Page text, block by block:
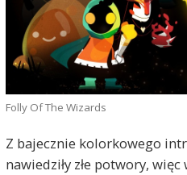
Folly Of The Wizards
Z bajecznie kolorkowego
nawiedziły złe potwory,